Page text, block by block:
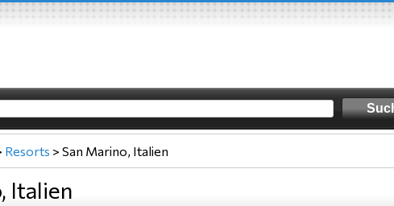
Resorts > San Marino, Italien
Italien